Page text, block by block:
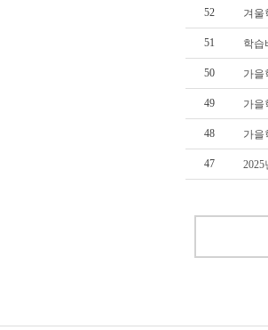
52 겨울
51 학습
50 가을
49 가을
48 가을
47